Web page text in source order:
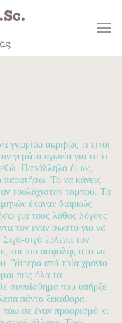
ακριβώς τι είναι
γεμάτα αγωνία για το τι
Παράλληλα όμως,
παρατήσω. Το να κάνεις
τουλάχιστον ταμπού. Τα
έκαναν διαρκώς
για τους λάθος λόγους
τον έναν σωστό για να
σιγά έβλεπα τον
και πιο ασφαλής στο να
Ύστερα από τρία χρόνια
πως όλα τα
συναίσθημα που υπήρξε
πάντα ξεκάθαρα.
πάω σε έναν προορισμό κι